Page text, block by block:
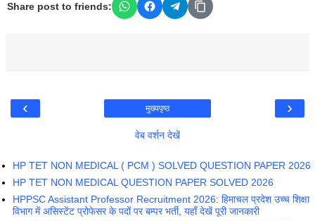
Share post to friends:
‹ ›
मुख्यपृष्ठ
वेब वर्शन देखें
HP TET NON MEDICAL ( PCM ) SOLVED QUESTION PAPER 2026
HP TET NON MEDICAL QUESTION PAPER SOLVED 2026
HPPSC Assistant Professor Recruitment 2026: हिमाचल प्रदेश उच्च शिक्षा
विभाग में असिस्टेंट प्रोफेसर के पदों पर बम्पर भर्ती, यहाँ देखें पूरी जानकारी